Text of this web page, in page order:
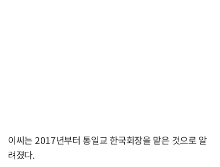
이씨는 2017년부터 통일교 한국회장을 맡은 것으로 알
려졌다.